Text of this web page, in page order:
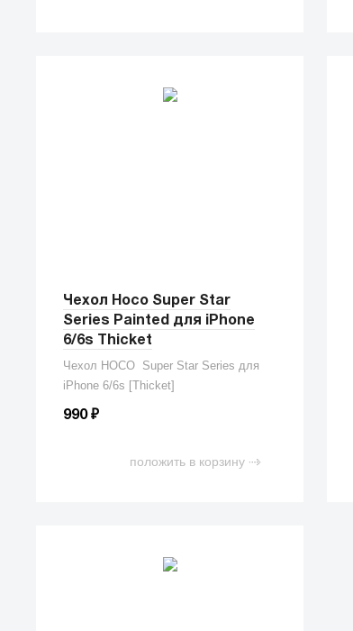
Чехол Hoco Super Star
Series Painted для iPhone
6/6s Thicket
Чехол HOCO Super Star Series для
iPhone 6/6s [Thicket]
990₽
положить в корзину